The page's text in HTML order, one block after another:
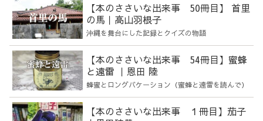
【本のささいな出来事 50冊目】 首里
の馬｜高山羽根子
沖縄を舞台にした記録とクイズの物語
【本のささいな出来事 54冊目】蜜蜂
と遠雷 ｜恩田 陸
蜂蜜とロングバケーション（蜜蜂と遠雷を読んで）
【本のささいな出来事 １冊目】茄子